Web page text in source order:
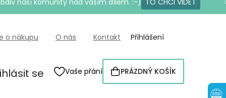
naší komunity nad vaším dílem. :-) TO CHCI VIDĚT
o nákupu O nás Kontakt Přihlášení
se Vaše přání
NÁKUPNÍ
KOŠÍK
PRÁZDNÝ KOŠÍK